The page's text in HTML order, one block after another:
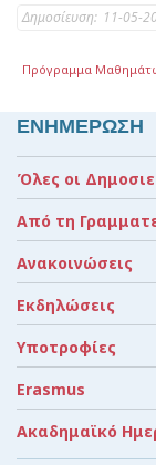
Δημοσίευση: 11-05-
Πρόγραμμα
ΕΝΗΜΕΡΩΣΗ
Όλες οι
Από τη
Ανακοινώσεις
Εκδηλώσεις
Υποτροφίες
Erasmus
Ακαδημαϊκό